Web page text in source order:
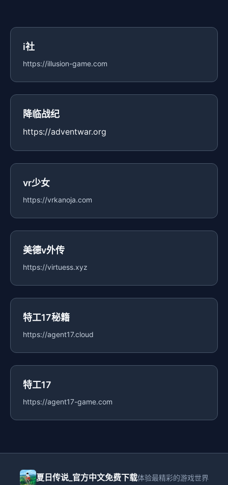
i社
https://illusion-game.com
降临战纪
https://adventwar.org
vr少女
https://vrkanoja.com
美德v外传
https://virtuess.xyz
特工17秘籍
https://agent17.cloud
特工17
https://agent17-game.com
夏日传说_官方中文免费下载体验最精彩的游戏世界